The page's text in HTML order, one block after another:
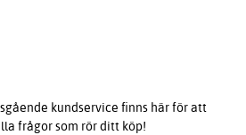
kundservice finns här för att
frågor som rör ditt köp!